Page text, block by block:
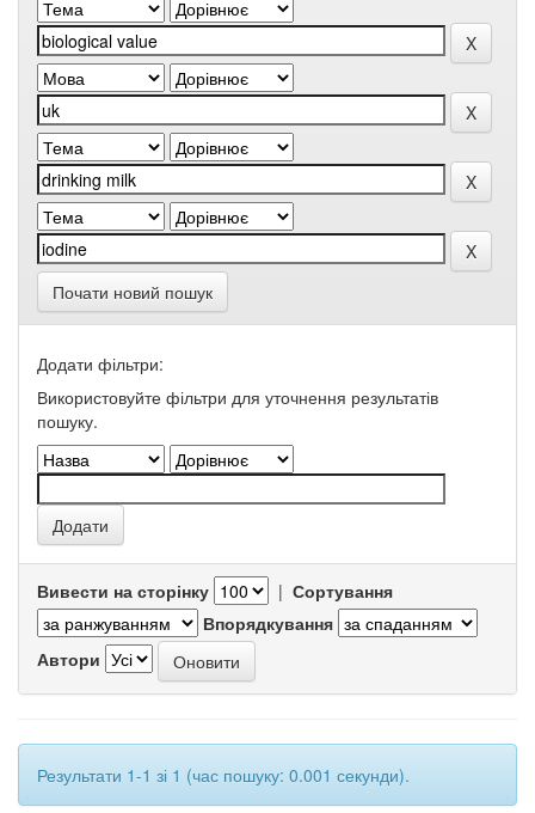
Почати новий пошук
Додати фільтри:
Використовуйте фільтри для уточнення результатів
пошуку.
Вивести на сторінку | Сортування
Впорядкування
Автори
Результати 1-1 зі 1 (час пошуку: 0.001 секунди).